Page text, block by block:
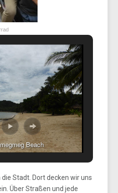
Beach
Stadt. Dort decken wir uns
Über Straßen und jede